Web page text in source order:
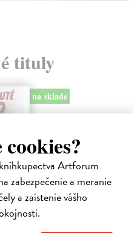
Artforum
zabezpečenie a meranie
a zaistenie vášho
tituly